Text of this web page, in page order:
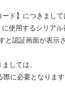
ド】につきまし
使用するシリア
と認証画面が表示
しては、
際に必要となりま